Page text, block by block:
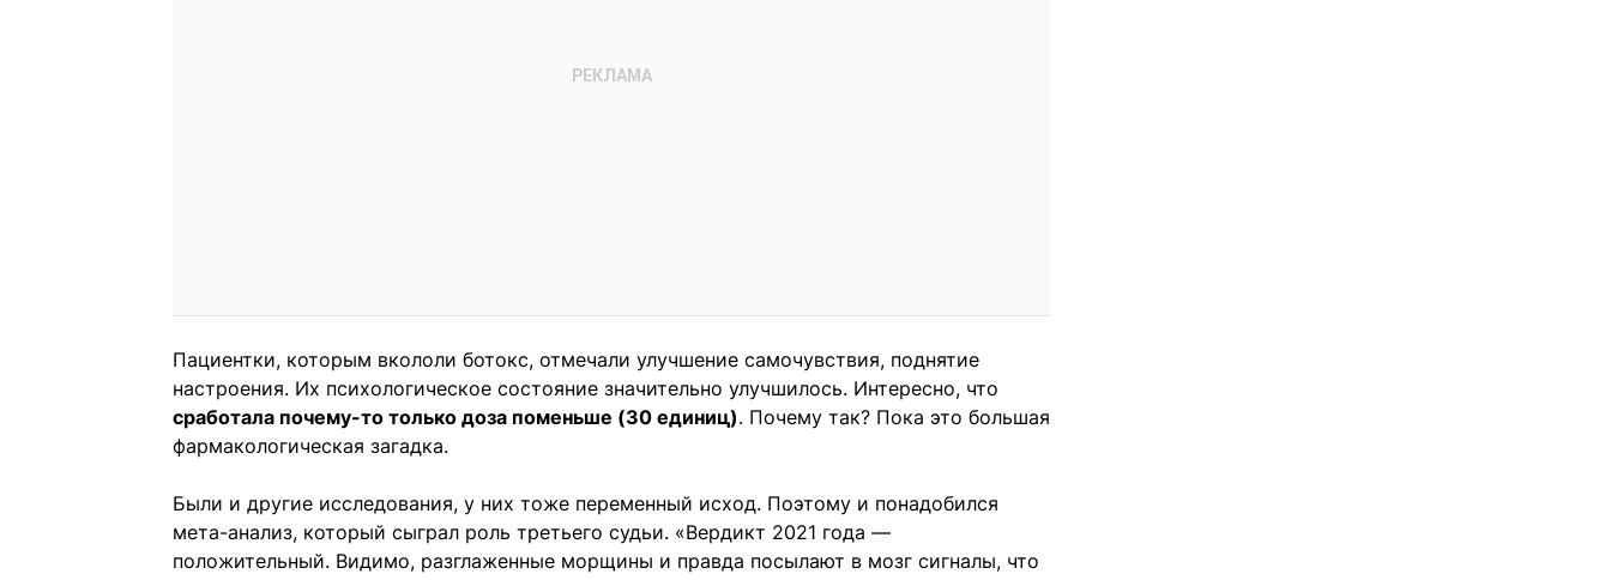
Пациентки, которым вкололи ботокс, отмечали улучшение самочувствия, поднятие
настроения. Их психологическое состояние значительно улучшилось. Интересно, что
сработала почему-то только доза поменьше (30 единиц). Почему так? Пока это большая
фармакологическая загадка.
Были и другие исследования, у них тоже переменный исход. Поэтому и понадобился
мета-анализ, который сыграл роль третьего судьи. «Вердикт 2021 года —
положительный. Видимо, разглаженные морщины и правда посылают в мозг сигналы, что